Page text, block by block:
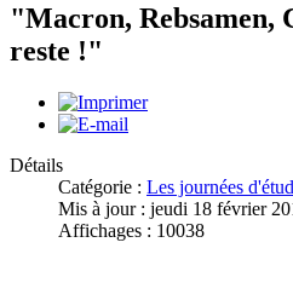
"Macron, Rebsamen,
reste !"
Détails
Catégorie : Les journées
Mis à jour : jeudi 18 février
Affichages : 10038